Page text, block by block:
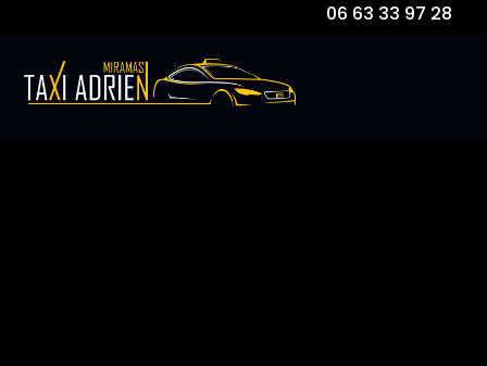
06 63 33 97 28